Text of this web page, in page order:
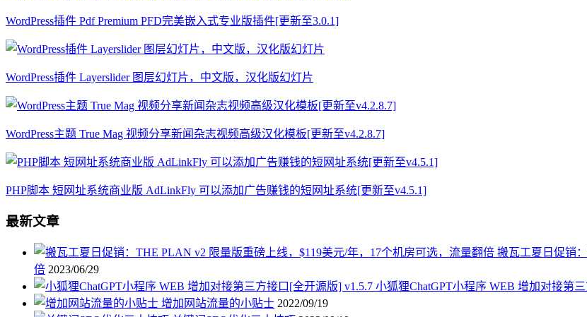
WordPress插件 Pdf Premium PFD完美嵌入式专业版插件[更新至3.0.1]
WordPress插件 Layerslider 图层幻灯片，中文版，汉化版幻灯片
WordPress主题 True Mag 视频分享新闻杂志视频高级汉化模板[更新至v4.2.8.7]
PHP脚本 短网址系统商业版 AdLinkFly 可以添加广告赚钱的短网址系统[更新至v4.5.1]
最新文章
搬瓦工夏日促销
倍 2023/06/29
小狐狸ChatGPT小程序 WEB 增加对接第
增加网站流量的小贴士 2022/09/19